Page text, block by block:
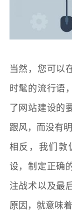
当然，您可以
时髦的流行语
了网站建设的
跟风，而没有
相反，我们敦
设，制定正确
注战术以及最
原因，就意味